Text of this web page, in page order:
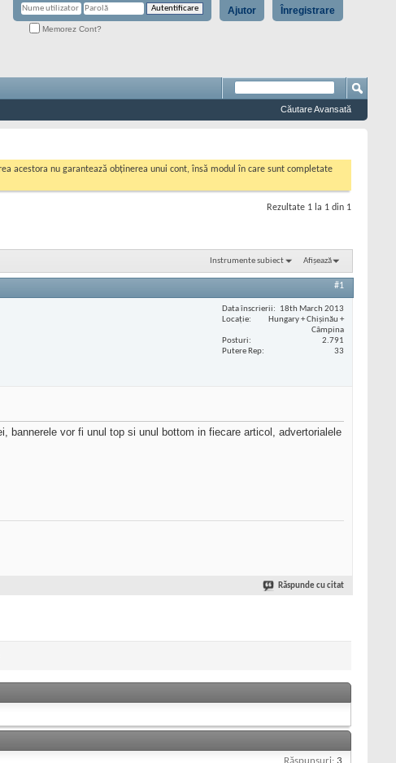
Înregistrare
Ajutor
Memorez Cont?
Căutare Avansată
acestora nu garantează obținerea unui cont, însă modul în care sunt completate
Rezultate 1 la 1 din 1
Instrumente subiect Afișează
#1
Data înscrierii
18th March 2013
Locaţie
Hungary + Chișinău +
Câmpina
Posturi
2.791
Putere Rep
33
bannerele vor fi unul top si unul bottom in fiecare articol, advertorialele
Răspunde cu citat